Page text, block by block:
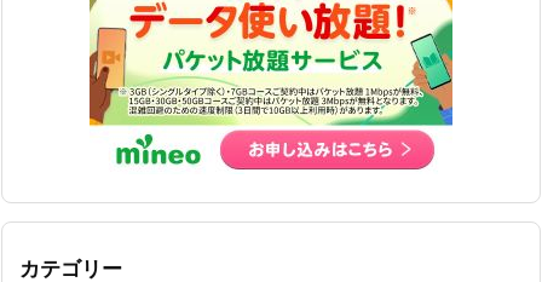
カテゴリー